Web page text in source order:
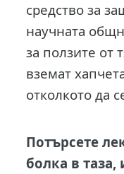
средство за
научната
за ползите от
вземат
отколкото да
Потърсете
болка в таза,